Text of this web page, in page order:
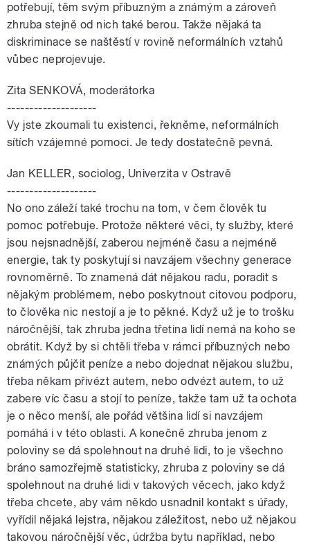
potřebují, těm svým příbuzným a známým a zároveň
zhruba stejně od nich také berou. Takže nějaká ta
diskriminace se naštěstí v rovině neformálních vztahů
vůbec neprojevuje.
Zita SENKOVÁ, moderátorka
--------------------
Vy jste zkoumali tu existenci, řekněme, neformálních
sítích vzájemné pomoci. Je tedy dostatečně pevná.
Jan KELLER, sociolog, Univerzita v Ostravě
--------------------
No ono záleží také trochu na tom, v čem člověk tu
pomoc potřebuje. Protože některé věci, ty služby, které
jsou nejsnadnější, zaberou nejméně času a nejméně
energie, tak ty poskytují si navzájem všechny generace
rovnoměrně. To znamená dát nějakou radu, poradit s
nějakým problémem, nebo poskytnout citovou podporu,
to člověka nic nestojí a je to pěkné. Když už je to trošku
náročnější, tak zhruba jedna třetina lidí nemá na koho se
obrátit. Když by si chtěli třeba v rámci příbuzných nebo
známých půjčit peníze a nebo dojednat nějakou službu,
třeba někam přivézt autem, nebo odvézt autem, to už
zabere víc času a stojí to peníze, takže tam už ta ochota
je o něco menší, ale pořád většina lidí si navzájem
pomáhá i v této oblasti. A konečně zhruba jenom z
poloviny se dá spolehnout na druhé lidi, to je všechno
bráno samozřejmě statisticky, zhruba z poloviny se dá
spolehnout na druhé lidi v takových věcech, jako když
třeba chcete, aby vám někdo usnadnil kontakt s úřady,
vyřídil nějaká lejstra, nějakou záležitost, nebo už nějakou
takovou náročnější věc, údržba bytu například, nebo